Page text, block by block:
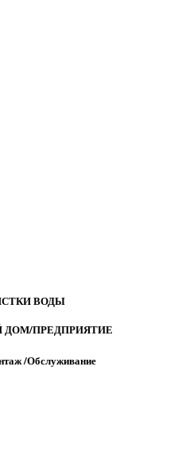
ВОДЫ
ДОМ/ПРЕДПРИЯТИЕ
/Обслуживание